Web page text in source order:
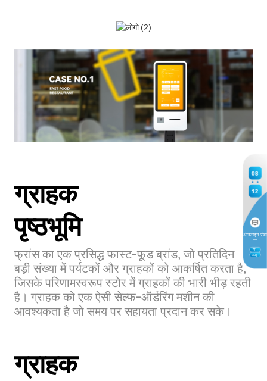
ग्राहक
पृष्ठभूमि
फ्रांस का एक प्रसिद्ध फास्ट-फूड ब्रांड, जो प्रतिदिन
बड़ी संख्या में पर्यटकों और ग्राहकों को आकर्षित करता है,
जिसके परिणामस्वरूप स्टोर में ग्राहकों की भारी भीड़ रहती
है। ग्राहक को एक ऐसी सेल्फ-ऑर्डरिंग मशीन की
आवश्यकता है जो समय पर सहायता प्रदान कर सके।
ग्राहक
08
12
ऑनलाइन सेवा
7TH
Aug